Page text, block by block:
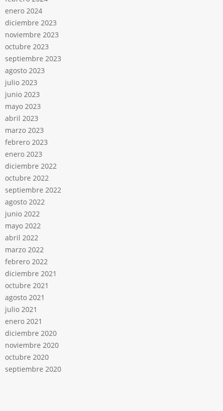
enero 2024
diciembre 2023
noviembre 2023
octubre 2023
septiembre 2023
agosto 2023
julio 2023
junio 2023
mayo 2023
abril 2023
marzo 2023
febrero 2023
enero 2023
diciembre 2022
octubre 2022
septiembre 2022
agosto 2022
junio 2022
mayo 2022
abril 2022
marzo 2022
febrero 2022
diciembre 2021
octubre 2021
agosto 2021
julio 2021
enero 2021
diciembre 2020
noviembre 2020
octubre 2020
septiembre 2020